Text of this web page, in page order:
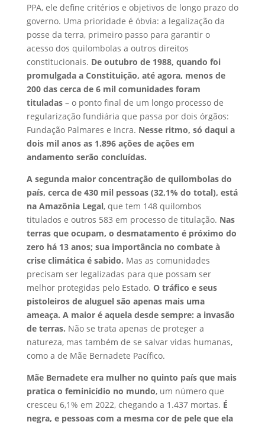
PPA, ele define critérios e objetivos de longo prazo do
governo. Uma prioridade é óbvia: a legalização da
posse da terra, primeiro passo para garantir o
acesso dos quilombolas a outros direitos
constitucionais. De outubro de 1988, quando foi
promulgada a Constituição, até agora, menos de
200 das cerca de 6 mil comunidades foram
tituladas– o ponto final de um longo processo de
regularização fundiária que passa por dois órgãos:
Fundação Palmares e Incra. Nesse ritmo, só daqui a
dois mil anos as 1.896 ações de ações em
andamento serão concluídas.
A segunda maior concentração de quilombolas do
país, cerca de 430 mil pessoas (32,1% do total), está
na Amazônia Legal, que tem 148 quilombos
titulados e outros 583 em processo de titulação. Nas
terras que ocupam, o desmatamento é próximo do
zero há 13 anos; sua importância no combate à
crise climática é sabido. Mas as comunidades
precisam ser legalizadas para que possam ser
melhor protegidas pelo Estado. O tráfico e seus
pistoleiros de aluguel são apenas mais uma
ameaça. A maior é aquela desde sempre: a invasão
de terras. Não se trata apenas de proteger a
natureza, mas também de se salvar vidas humanas,
como a de Mãe Bernadete Pacífico.
Mãe Bernadete era mulher no quinto país que mais
pratica o feminicídio no mundo, um número que
cresceu 6,1% em 2022, chegando a 1.437 mortas. É
negra, e pessoas com a mesma cor de pele que ela